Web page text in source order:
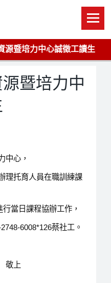
源暨培力中心誠徵工讀生
暨培力中
中心，
理托育人員在職訓練課
行當日課程協辦工作，
6008*126蔡社工。
敬上